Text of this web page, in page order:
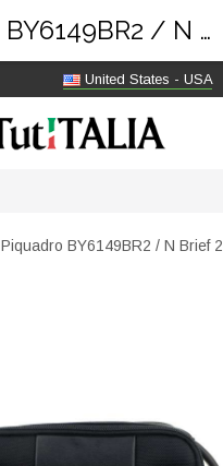
United States - USA
Piquadro BY6149BR2 / N Brief 2
Piquadro BY6149BR2 / N Brief 2 | TutITALIA